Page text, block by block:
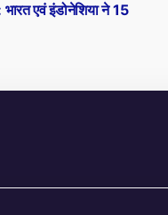
भारत एवं इंडोनेशिया ने 15